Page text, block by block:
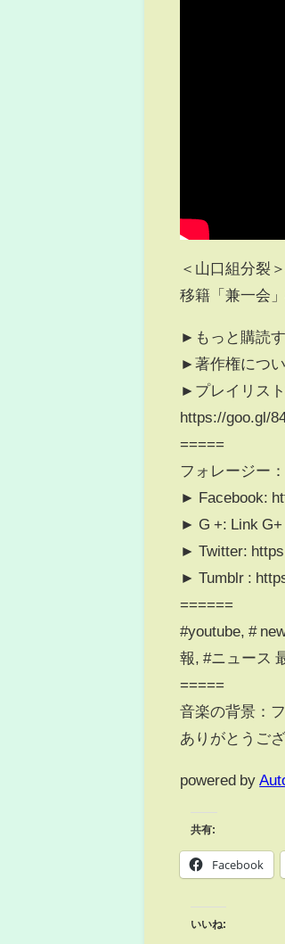
＜山口組分裂
移籍「兼一会
►もっと購読
►著作権につ
►プレイリス
https://goo.gl/
=====
フォレージー：
► Facebook:
► G +: Link G+
► Twitter:
► Tumblr :
======
#youtube, #
報, #ニュース
=====
音楽の背景：
ありがとうご
powered by
共有:
Facebook
いいね: